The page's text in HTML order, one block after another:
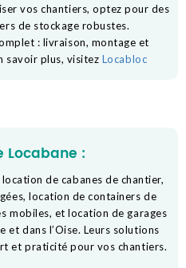
vos chantiers, optez pour des
de stockage robustes.
: livraison, montage et
savoir plus, visitez Locabloc
Locabane :
de cabanes de chantier,
location de containers de
mobiles, et location de garages
et dans l’Oise. Leurs solutions
et praticité pour vos chantiers.